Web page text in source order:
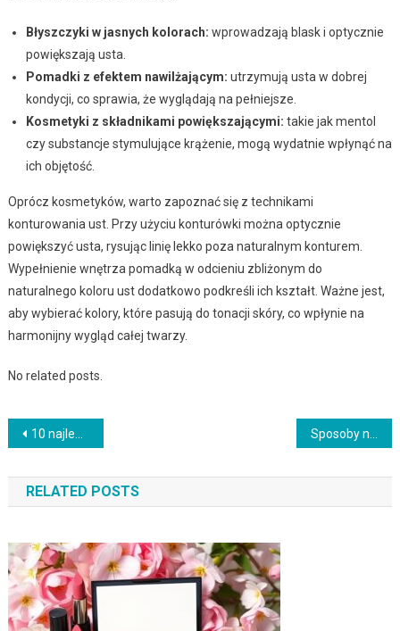
Błyszczyki w jasnych kolorach: wprowadzają blask i optycznie
powiększają usta.
Pomadki z efektem nawilżającym: utrzymują usta w dobrej
kondycji, co sprawia, że wyglądają na pełniejsze.
Kosmetyki z składnikami powiększającymi: takie jak mentol
czy substancje stymulujące krążenie, mogą wydatnie wpłynąć na
ich objętość.
Oprócz kosmetyków, warto zapoznać się z technikami
konturowania ust. Przy użyciu konturówki można optycznie
powiększyć usta, rysując linię lekko poza naturalnym konturem.
Wypełnienie wnętrza pomadką w odcieniu zbliżonym do
naturalnego koloru ust dodatkowo podkreśli ich kształt. Ważne jest,
aby wybierać kolory, które pasują do tonacji skóry, co wpłynie na
harmonijny wygląd całej twarzy.
No related posts.
Nawigacja
wpisu
10 najlepszych sposobów na zdrowy sen
RELATED POSTS